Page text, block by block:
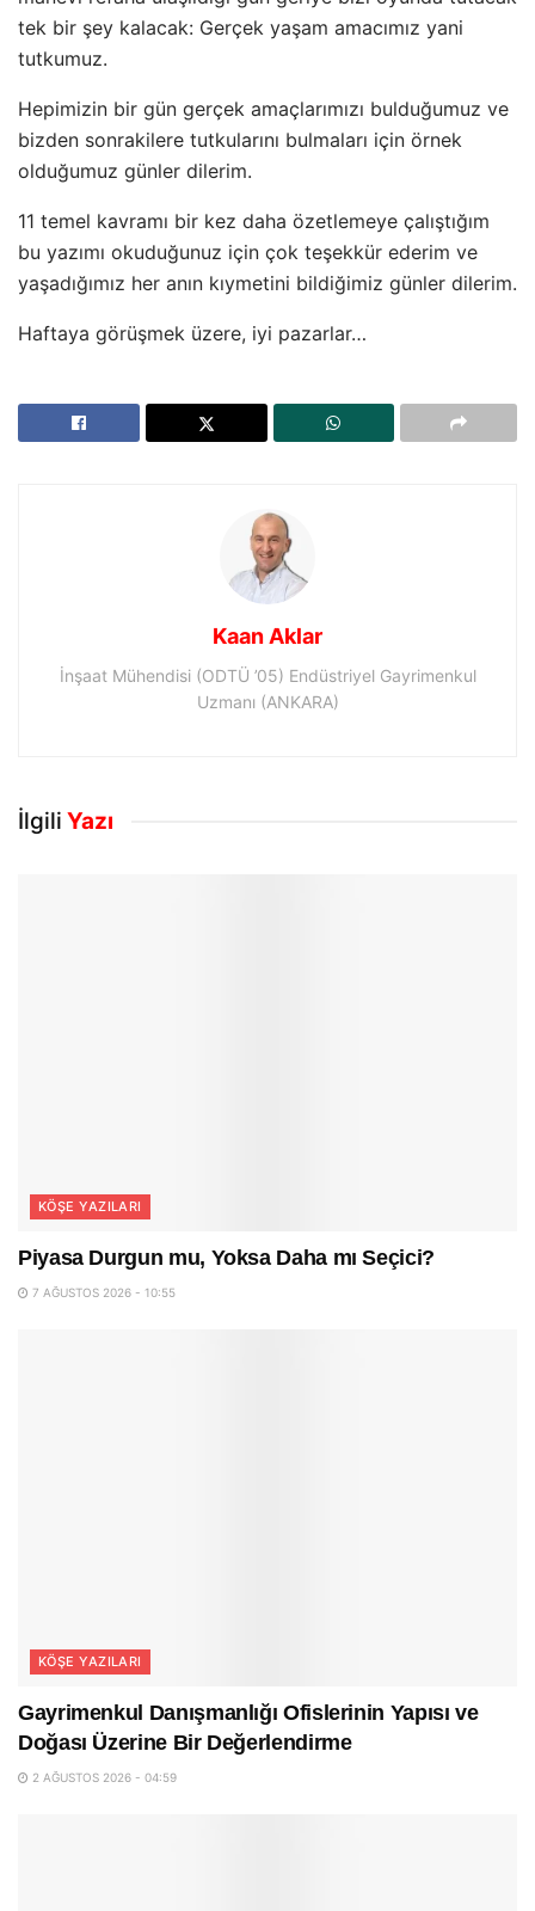
tek bir şey kalacak: Gerçek yaşam amacımız yani
tutkumuz.
Hepimizin bir gün gerçek amaçlarımızı bulduğumuz ve
bizden sonrakilere tutkularını bulmaları için örnek
olduğumuz günler dilerim.
11 temel kavramı bir kez daha özetlemeye çalıştığım
bu yazımı okuduğunuz için çok teşekkür ederim ve
yaşadığımız her anın kıymetini bildiğimiz günler dilerim.
Haftaya görüşmek üzere, iyi pazarlar…
Kaan Aklar
İnşaat Mühendisi (ODTÜ ’05) Endüstriyel Gayrimenkul
Uzmanı (ANKARA)
İlgili Yazı
KÖŞE YAZILARI
Piyasa Durgun mu, Yoksa Daha mı Seçici?
7 AĞUSTOS 2026 - 10:55
KÖŞE YAZILARI
Gayrimenkul Danışmanlığı Ofislerinin Yapısı ve
Doğası Üzerine Bir Değerlendirme
2 AĞUSTOS 2026 - 04:59